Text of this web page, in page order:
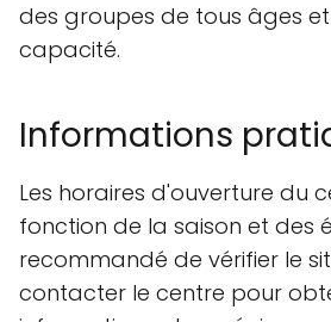
des groupes de tous âges
capacité.
Informations
Les horaires d'ouverture du
fonction de la saison et des
recommandé de vérifier le
contacter le centre pour